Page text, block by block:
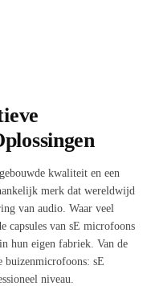
kwaliteit en een
merk dat wereldwijd
van audio. Waar veel
capsules van sE microfoons
hun eigen fabriek. Van de
buizenmicrofoons: sE
niveau.